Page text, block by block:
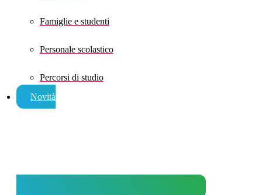
Famiglie e studenti
Personale scolastico
Percorsi di studio
Novità